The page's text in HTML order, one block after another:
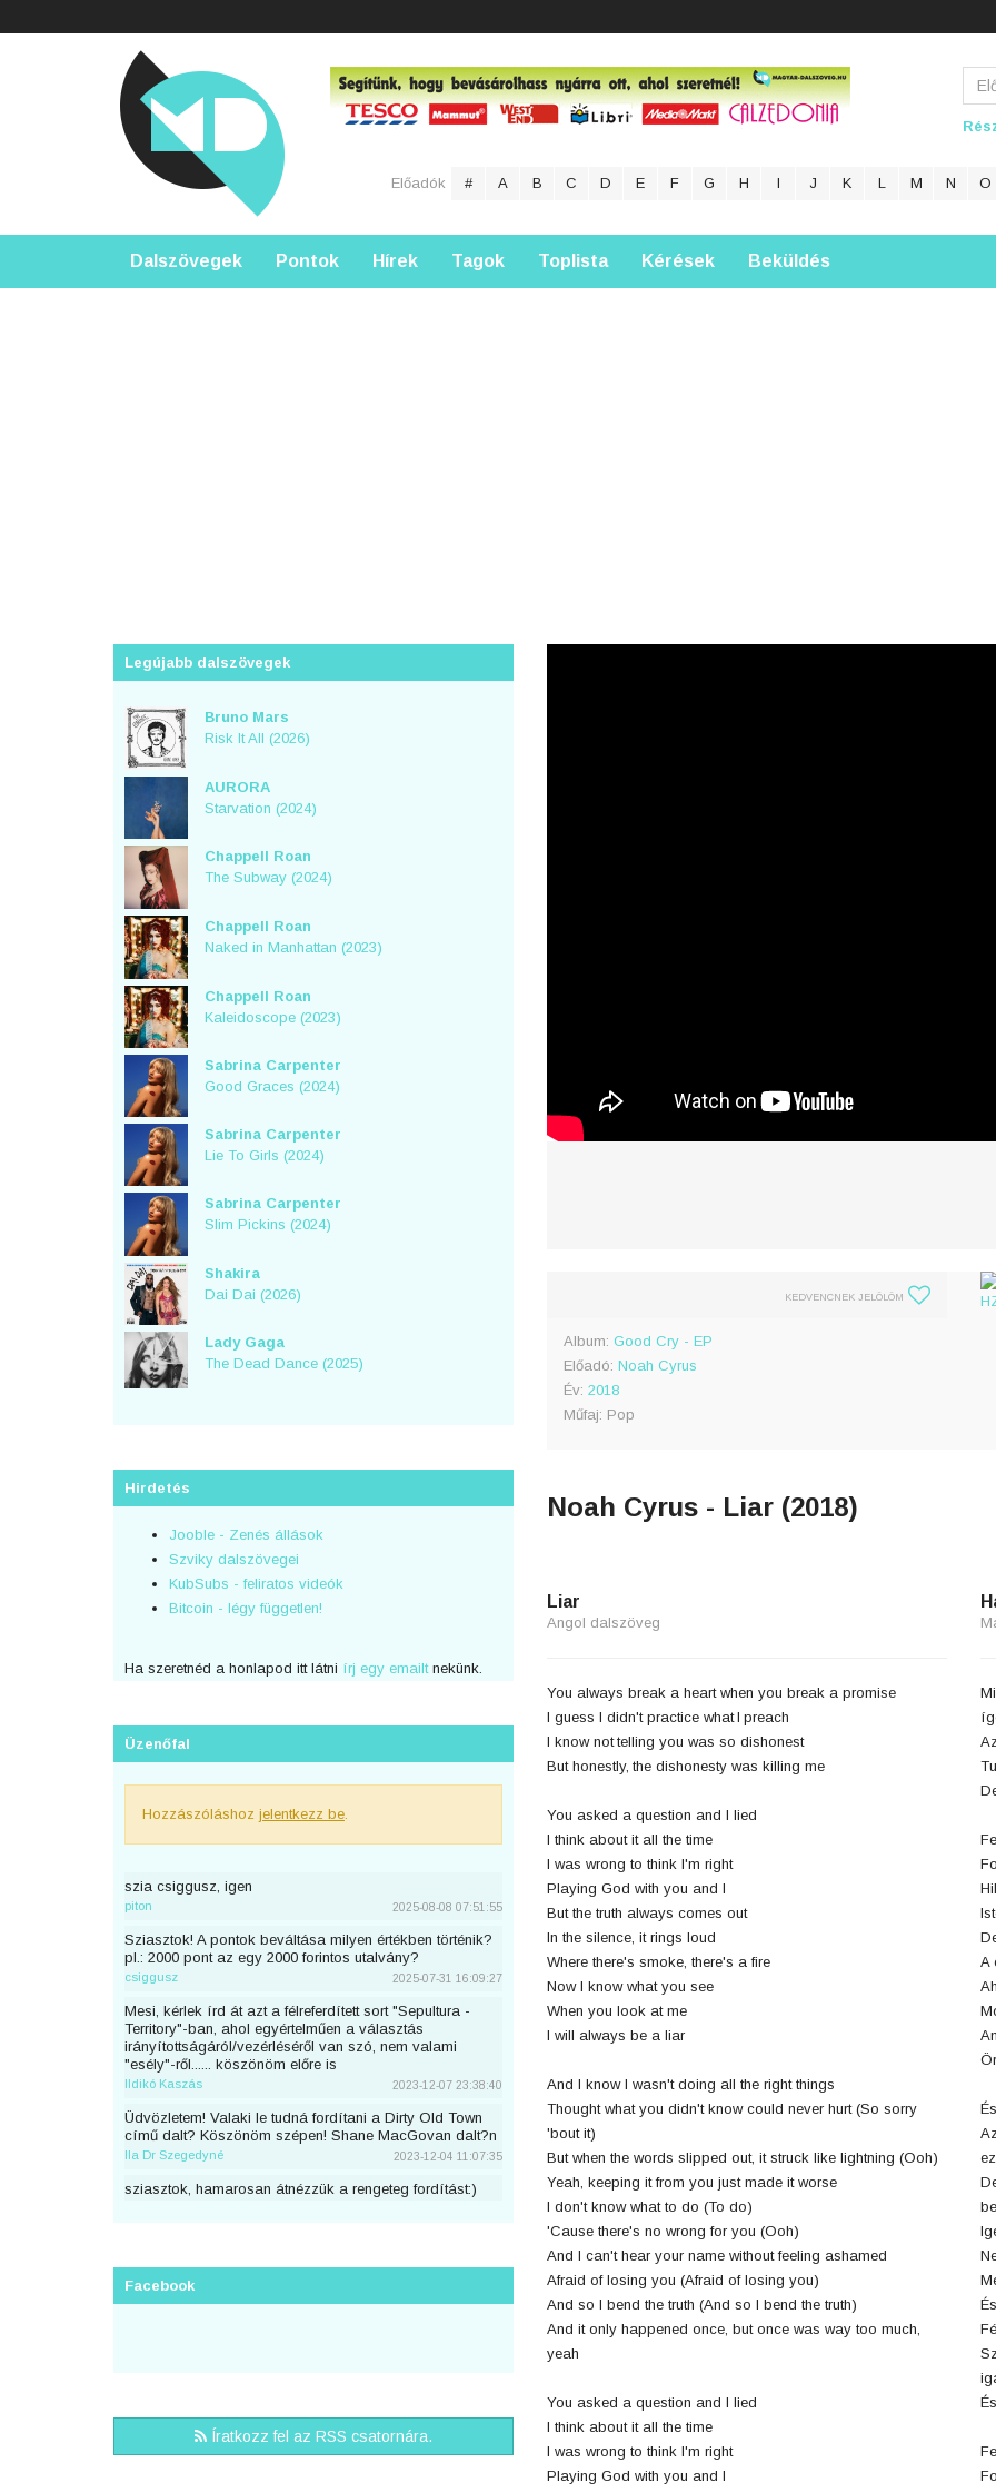
Előadók # A B C D E F G H I J K L M N O
Dalszövegek Pontok Hírek Tagok Toplista Kérések Beküldés
Legújabb dalszövegek
Bruno Mars
Risk It All (2026)
AURORA
Starvation (2024)
Chappell Roan
The Subway (2024)
Chappell Roan
Naked in Manhattan (2023)
Chappell Roan
Kaleidoscope (2023)
Sabrina Carpenter
Good Graces (2024)
Sabrina Carpenter
Lie To Girls (2024)
Sabrina Carpenter
Slim Pickins (2024)
Shakira
Dai Dai (2026)
Lady Gaga
The Dead Dance (2025)
Hirdetés
Jooble - Zenés állások
Szviky dalszövegei
KubSubs - feliratos videók
Bitcoin - légy független!
Ha szeretnéd a honlapod itt látni írj egy emailtnekünk.
Üzenőfal
Hozzászóláshoz jelentkezz be
szia csiggusz, igen
piton 2025-08-08 07:51:55
Sziasztok! A pontok beváltása milyen értékben történik?
pl.: 2000 pont az egy 2000 forintos utalvány?
csiggusz 2025-07-31 16:09:27
Mesi, kérlek írd át azt a félreferdített sort "Sepultura -
Territory"-ban, ahol egyértelműen a választás
irányítottságáról/vezérléséről van szó, nem valami
"esély"-ről...... köszönöm előre is
Ildikó Kaszás 2023-12-07 23:38:40
Üdvözletem! Valaki le tudná fordítani a Dirty Old Town
című dalt? Köszönöm szépen! Shane MacGovan dalt?n
Ila Dr Szegedyné 2023-12-04 11:07:35
sziasztok, hamarosan átnézzük a rengeteg fordítást:)
előtte. Át lehetne még írni a nevemre? Köszi <3
Sziasztok, én küldtem be most Taylor Swifttől a Great
War című számot, de véletlen nem voltam bejelentkezve.
A nevemre lehetne írni?
Facebook
Íratkozz fel az RSS csatornára.
KEDVENCNEK JELÖLÖM
Album: Good Cry - EP
Előadó: Noah Cyrus
Év: 2018
Műfaj: Pop
Noah Cyrus - Liar (2018)
Liar
Angol dalszöveg
You always break a heart when you break a promise
I guess I didn't practice what I preach
I know not telling you was so dishonest
But honestly, the dishonesty was killing me
You asked a question and I lied
I think about it all the time
I was wrong to think I'm right
Playing God with you and I
But the truth always comes out
In the silence, it rings loud
Where there's smoke, there's a fire
Now I know what you see
When you look at me
I will always be a liar
And I know I wasn't doing all the right things
Thought what you didn't know could never hurt (So sorry
'bout it)
But when the words slipped out, it struck like lightning (Ooh)
Yeah, keeping it from you just made it worse
I don't know what to do (To do)
'Cause there's no wrong for you (Ooh)
And I can't hear your name without feeling ashamed
Afraid of losing you (Afraid of losing you)
And so I bend the truth (And so I bend the truth)
And it only happened once, but once was way too much,
yeah
You asked a question and I lied
I think about it all the time
I was wrong to think I'm right
Playing God with you and I
A